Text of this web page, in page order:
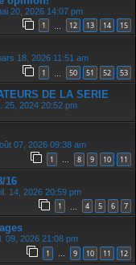
20, 2026 14:07 pm
1 12 13 14 15
18, 2026 11:51 am
1 50 51 52 53
DE LA SERIE
25, 2024 20:52 pm
07, 2026 09:38 am
1 … 8 9 10 11
16
14, 2026 20:59 pm
1 4 5 6 7
09, 2026 21:08 pm
1 … 9 10 11 12